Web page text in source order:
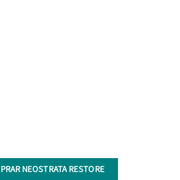
NEOSTRATA RESTORE